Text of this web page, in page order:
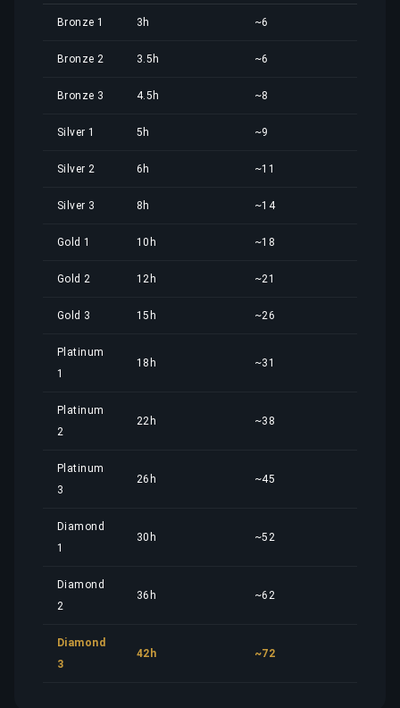
Bronze 1 3h ~6
Bronze 2 3.5h ~6
Bronze 3 4.5h ~8
Silver 1 5h ~9
Silver 2 6h ~11
Silver 3 8h ~14
Gold 1 10h ~18
Gold 2 12h ~21
Gold 3 15h ~26
Platinum
1
18h ~31
Platinum
2
22h ~38
Platinum
3
26h ~45
Diamond
1
30h ~52
Diamond
2
36h ~62
Diamond
3
42h ~72